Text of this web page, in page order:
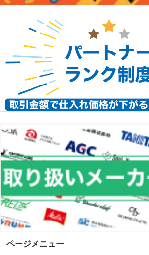
ページメニュー